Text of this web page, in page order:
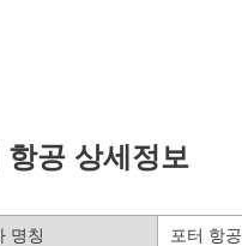
항공 상세정보
명칭 포터 항공